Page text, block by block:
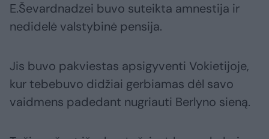
E.Ševardnadzei buvo suteikta amnestija ir
nedidelė valstybinė pensija.
Jis buvo pakviestas apsigyventi Vokietijoje,
kur tebebuvo didžiai gerbiamas dėl savo
vaidmens padedant nugriauti Berlyno sieną.